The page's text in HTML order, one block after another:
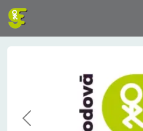
PoHodová Devítka -
Vlevo